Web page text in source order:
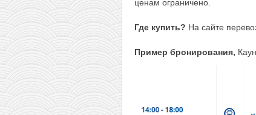
ценам ограничено.
Где купить? На сайте
Пример бронирования,